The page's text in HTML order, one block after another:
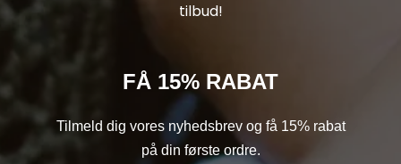
tilbud!
FÅ 15% RABAT
Tilmeld dig vores nyhedsbrev og få 15% rabat
på din første ordre.